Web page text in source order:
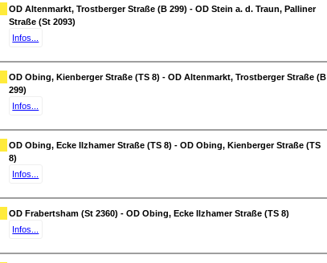
OD Altenmarkt, Trostberger Straße (B 299) - OD Stein a. d. Traun, Palliner
Straße (St 2093)
Infos...
OD Obing, Kienberger Straße (TS 8) - OD Altenmarkt, Trostberger Straße (B
299)
Infos...
OD Obing, Ecke Ilzhamer Straße (TS 8) - OD Obing, Kienberger Straße (TS
8)
Infos...
OD Frabertsham (St 2360) - OD Obing, Ecke Ilzhamer Straße (TS 8)
Infos...